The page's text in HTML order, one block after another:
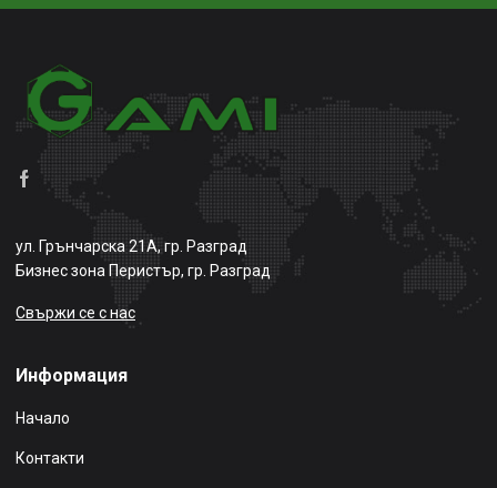
ул. Грънчарска 21А, гр. Разград
Бизнес зона Перистър, гр. Разград
Свържи се с нас
Информация
Начало
Контакти